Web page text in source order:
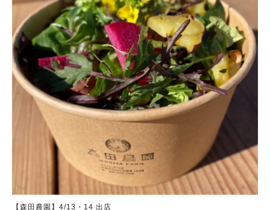
【森田農園】4/13・14 出店